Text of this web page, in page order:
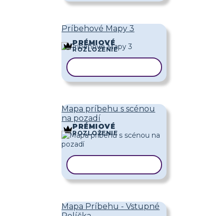
Príbehové Mapy 3
PRÉMIOVÉ
ROZLOŽENIE
Mapa príbehu s scénou
na pozadí
PRÉMIOVÉ
ROZLOŽENIE
Mapa Príbehu - Vstupné